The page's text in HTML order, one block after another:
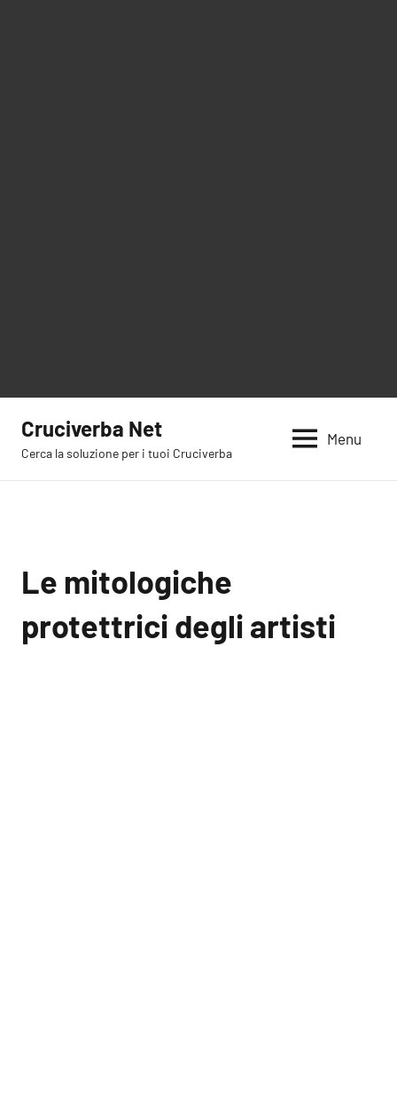
contenuto
Cruciverba Net
Cerca la soluzione per i tuoi Cruciverba
Menu
Le mitologiche
protettrici degli artisti